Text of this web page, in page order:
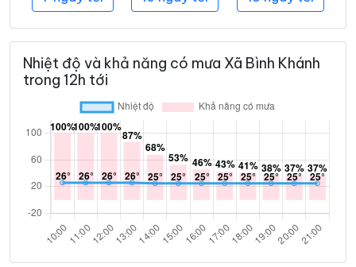
Nhiệt độ và khả năng có mưa Xã Bình Khánh
trong 12h tới